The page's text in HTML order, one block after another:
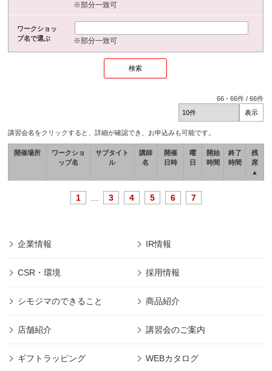
※部分一致可
ワークショッ
プ名で選ぶ
※部分一致可
66 -66件 /66件
講習会名をクリックすると、詳細が確認でき、お申込みも可能です。
開催場所
ワークショ
ップ名
サブタイト
ル
講師
名
開催
日時
曜
日
開始
時間
終了
時間
残
席
▲
1 3 4 5 6 7
企業情報 IR情報
CSR・環境 採用情報
シモジマのできること 商品紹介
店舗紹介 講習会のご案内
ギフトラッピング WEBカタログ